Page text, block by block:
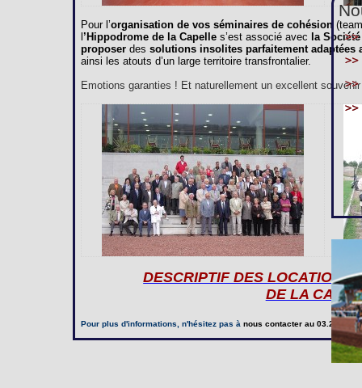
Pour l’organisation de vos séminaires de cohésion
’Hippodrome de la Capelles’est associé avec la
proposer des solutions insolites parfaitement adaptées
ainsi les atouts d’un large territoire transfrontalier.
Emotions garanties ! Et naturellement un excellent
DESCRIPTIF DES LOCATIONS
DE LA
Pour plus d'informations, n'hésitez pas à nous contacterau